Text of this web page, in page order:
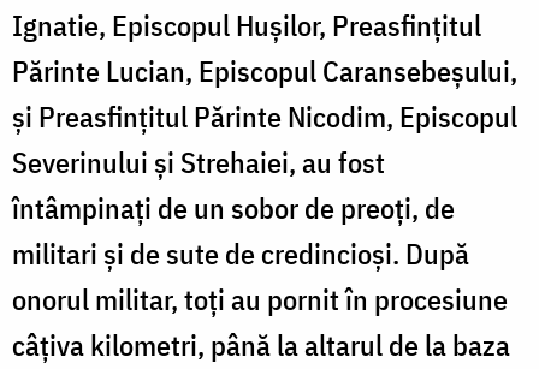
Ignatie, Episcopul Hușilor, Preasfințitul
Părinte Lucian, Episcopul Caransebeșului,
și Preasfințitul Părinte Nicodim, Episcopul
Severinului și Strehaiei, au fost
întâmpinați de un sobor de preoți, de
militari și de sute de credincioși. După
onorul militar, toți au pornit în procesiune
câțiva kilometri, până la altarul de la baza